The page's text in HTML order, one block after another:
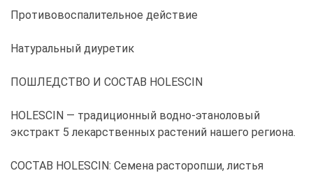
Противовоспалительное действие
Натуральный диуретик
ПОШЛЕДСТВО И СОСТАВ HOLESCIN
HOLESCIN — традиционный водно-этаноловый
экстракт 5 лекарственных растений нашего региона.
СОСТАВ HOLESCIN: Семена расторопши, листья